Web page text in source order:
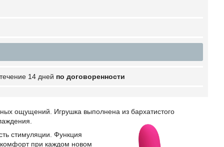
14 дней по договоренности
ощущений. Игрушка выполнена из бархатистого
стимуляции. Функция
при каждом новом